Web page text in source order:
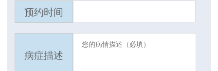
预约时间
病症描述